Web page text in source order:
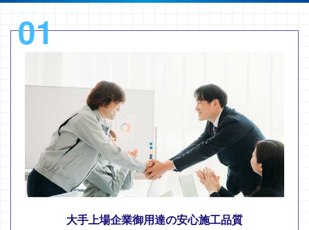
01
大手上場企業御用達の安心施工品質